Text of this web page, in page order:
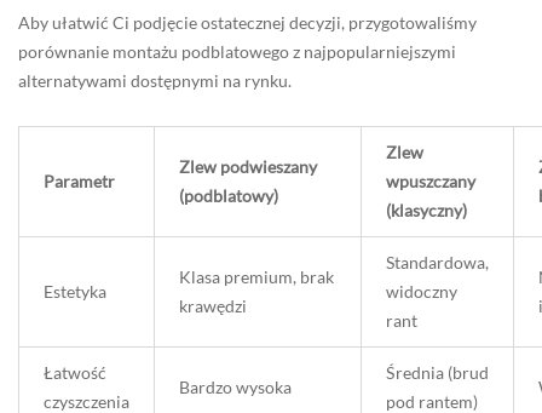
Aby ułatwić Ci podjęcie ostatecznej decyzji, przygotowaliśmy
porównanie montażu podblatowego z najpopularniejszymi
alternatywami dostępnymi na rynku.
Parametr
Zlew podwieszany
(podblatowy)
Zlew
wpuszczany
(klasyczny)
Estetyka
Klasa premium, brak
krawędzi
Standardowa,
widoczny
rant
Łatwość
czyszczenia
Bardzo wysoka
Średnia (brud
pod rantem)